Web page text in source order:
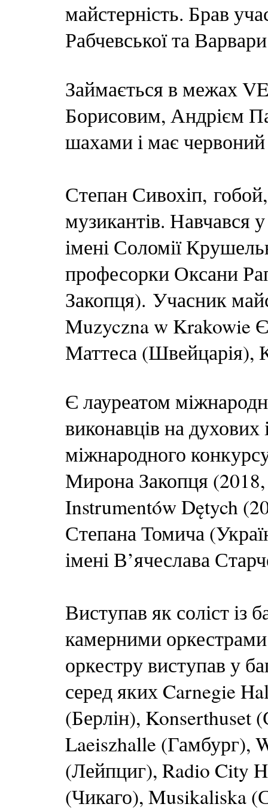
майстерність. Брав
Рабчевської та
Займається в межах
Борисовим, Андрієм
шахами і має червоний
Степан Сивохіп,
музикантів. Навчався
імені Соломії
професорки Оксани
Закопця). Учасник
Muzyczna w Krakowie
Маттеса (Швейцарія),
Є лауреатом
виконавців на
міжнародного
Мирона Закопця
Instrumentów Dętych
Степана Томича
імені В’ячеслава
Виступав як соліст із
камерними оркестрами
оркестру виступав у
серед яких Carnegie
(Берлін), Konserthuset
Laeiszhalle (Гамбург),
(Лейпциг), Radio City
(Чикаго), Musikaliska